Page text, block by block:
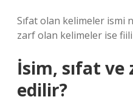
Sıfat olan kelimeler ismi
zarf olan kelimeler ise
İsim, sıfat ve
edilir?